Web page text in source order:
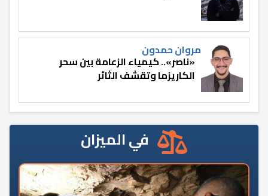
مروان حمدون
«ناصر».. كيمياء الزعامة بين سحر
الكاريزما وتقشف الثائر
في الميزان